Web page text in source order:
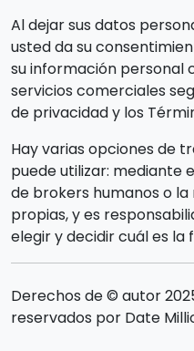
Al dejar sus datos
usted da su
su información personal
servicios comerciales
de privacidad y los
Hay varias opciones de
puede utilizar: mediante
de brokers humanos o
propias, y es
elegir y decidir cuál es
Derechos de © autor
reservados por Date